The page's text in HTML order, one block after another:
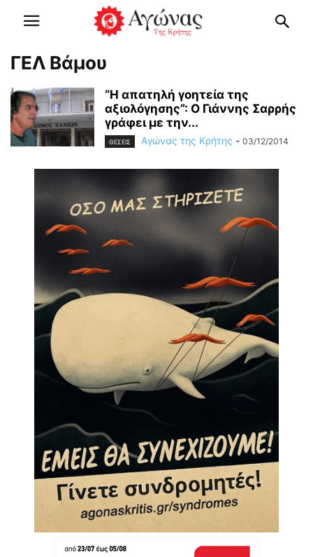
ΓΕΛ Βάμου
“Η απατηλή γοητεία της
αξιολόγησης”: Ο Γιάννης Σαρρής
γράφει με την...
ΘΕΣΕΙΣ Αγώνας της Κρήτης - 03/12/2014